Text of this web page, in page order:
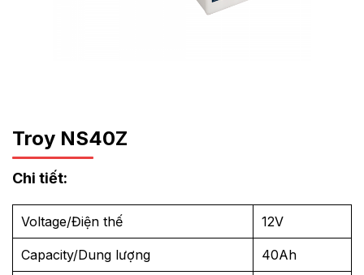
Troy NS40Z
Chi tiết:
Voltage/Điện thế 12V
Capacity/Dung lượng 40Ah